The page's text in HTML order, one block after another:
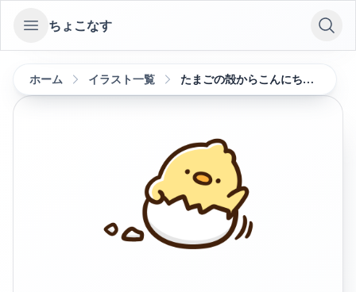
Open sidebar
ちょこなす
ホーム イラスト一覧 たまごの殻からこんにちは！しているひよこ